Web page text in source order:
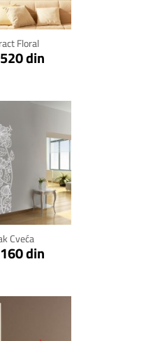
Floral
din
Cveća
din
detalje